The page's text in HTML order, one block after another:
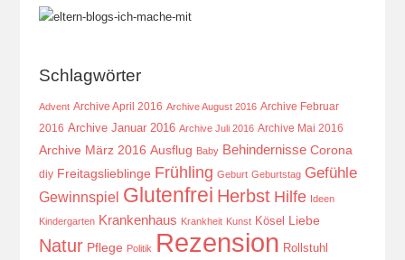
Schlagwörter
Advent Archive April 2016 Archive August 2016 Archive Februar
2016 Archive Januar 2016 Archive Juli 2016 Archive Mai 2016
Archive März 2016 Ausflug Baby Behindernisse Corona
diy Freitagslieblinge Frühling Geburt Geburtstag Gefühle
Gewinnspiel Glutenfrei Herbst Hilfe Ideen
Kindergarten Krankenhaus Krankheit Kunst Kösel Liebe
Natur Pflege Politik Rezension Rollstuhl